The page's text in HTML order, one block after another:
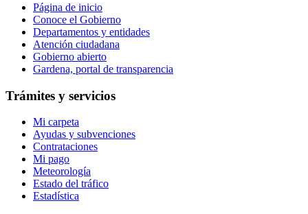
Página de inicio
Conoce el Gobierno
Departamentos y entidades
Atención ciudadana
Gobierno abierto
Gardena, portal de transparencia
Trámites y servicios
Mi carpeta
Ayudas y subvenciones
Contrataciones
Mi pago
Meteorología
Estado del tráfico
Estadística